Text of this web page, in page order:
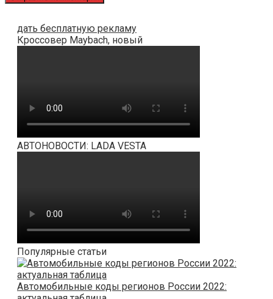
дать бесплатную рекламу
Кроссовер Maybach, новый
АВТОНОВОСТИ: LADA VESTA
Популярные статьи
Автомобильные коды регионов России 2022: